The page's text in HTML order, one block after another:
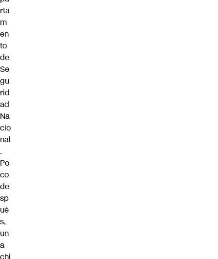
rta
m
en
to
de
Se
gu
rid
ad
Na
cio
nal
.
Po
co
de
sp
ué
s,
un
a
chi